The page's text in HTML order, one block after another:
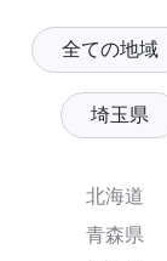
全ての地域
埼玉県
北海道
青森県